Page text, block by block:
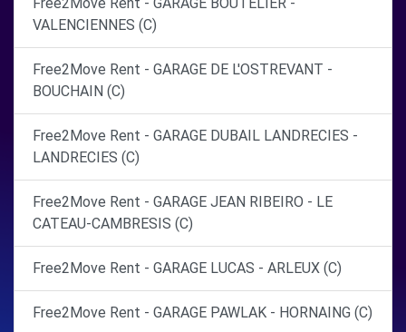
VALENCIENNES (C)
Free2Move Rent - GARAGE DE L'OSTREVANT -
BOUCHAIN (C)
Free2Move Rent - GARAGE DUBAIL LANDRECIES -
LANDRECIES (C)
Free2Move Rent - GARAGE JEAN RIBEIRO - LE
CATEAU-CAMBRESIS (C)
Free2Move Rent - GARAGE LUCAS - ARLEUX (C)
Free2Move Rent - GARAGE PAWLAK - HORNAING (C)